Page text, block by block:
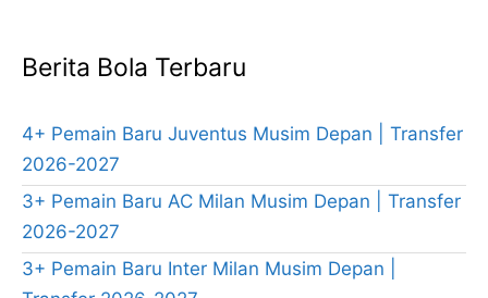
Berita Bola Terbaru
4+ Pemain Baru Juventus Musim Depan | Transfer
2026-2027
3+ Pemain Baru AC Milan Musim Depan | Transfer
2026-2027
3+ Pemain Baru Inter Milan Musim Depan |